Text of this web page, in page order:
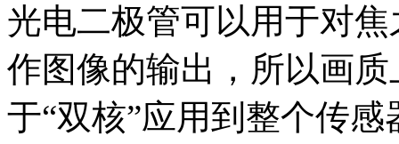
光电二极管可以用于对
作图像的输出，所以画
于“双核”应用到整个传